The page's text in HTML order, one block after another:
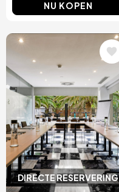
NU KOPEN
DIRECTE RESERVERING
Afbeelding